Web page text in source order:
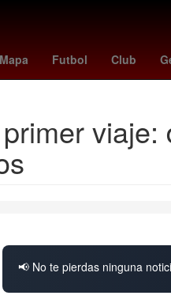
Mapa Futbol Club
swag 2 Pago HBO
📢 No te pierdas ninguna